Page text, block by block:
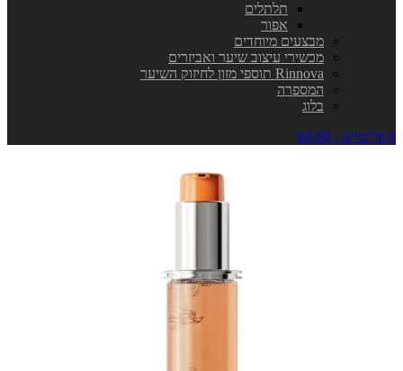
תלתלים
אפור
מבצעים מיוחדים
מכשירי עיצוב שיער ואביזרים
Rinnova תוספי מזון לחיזוק השיער
המספרה
בלוג
0 פריט\ים - ₪0.00